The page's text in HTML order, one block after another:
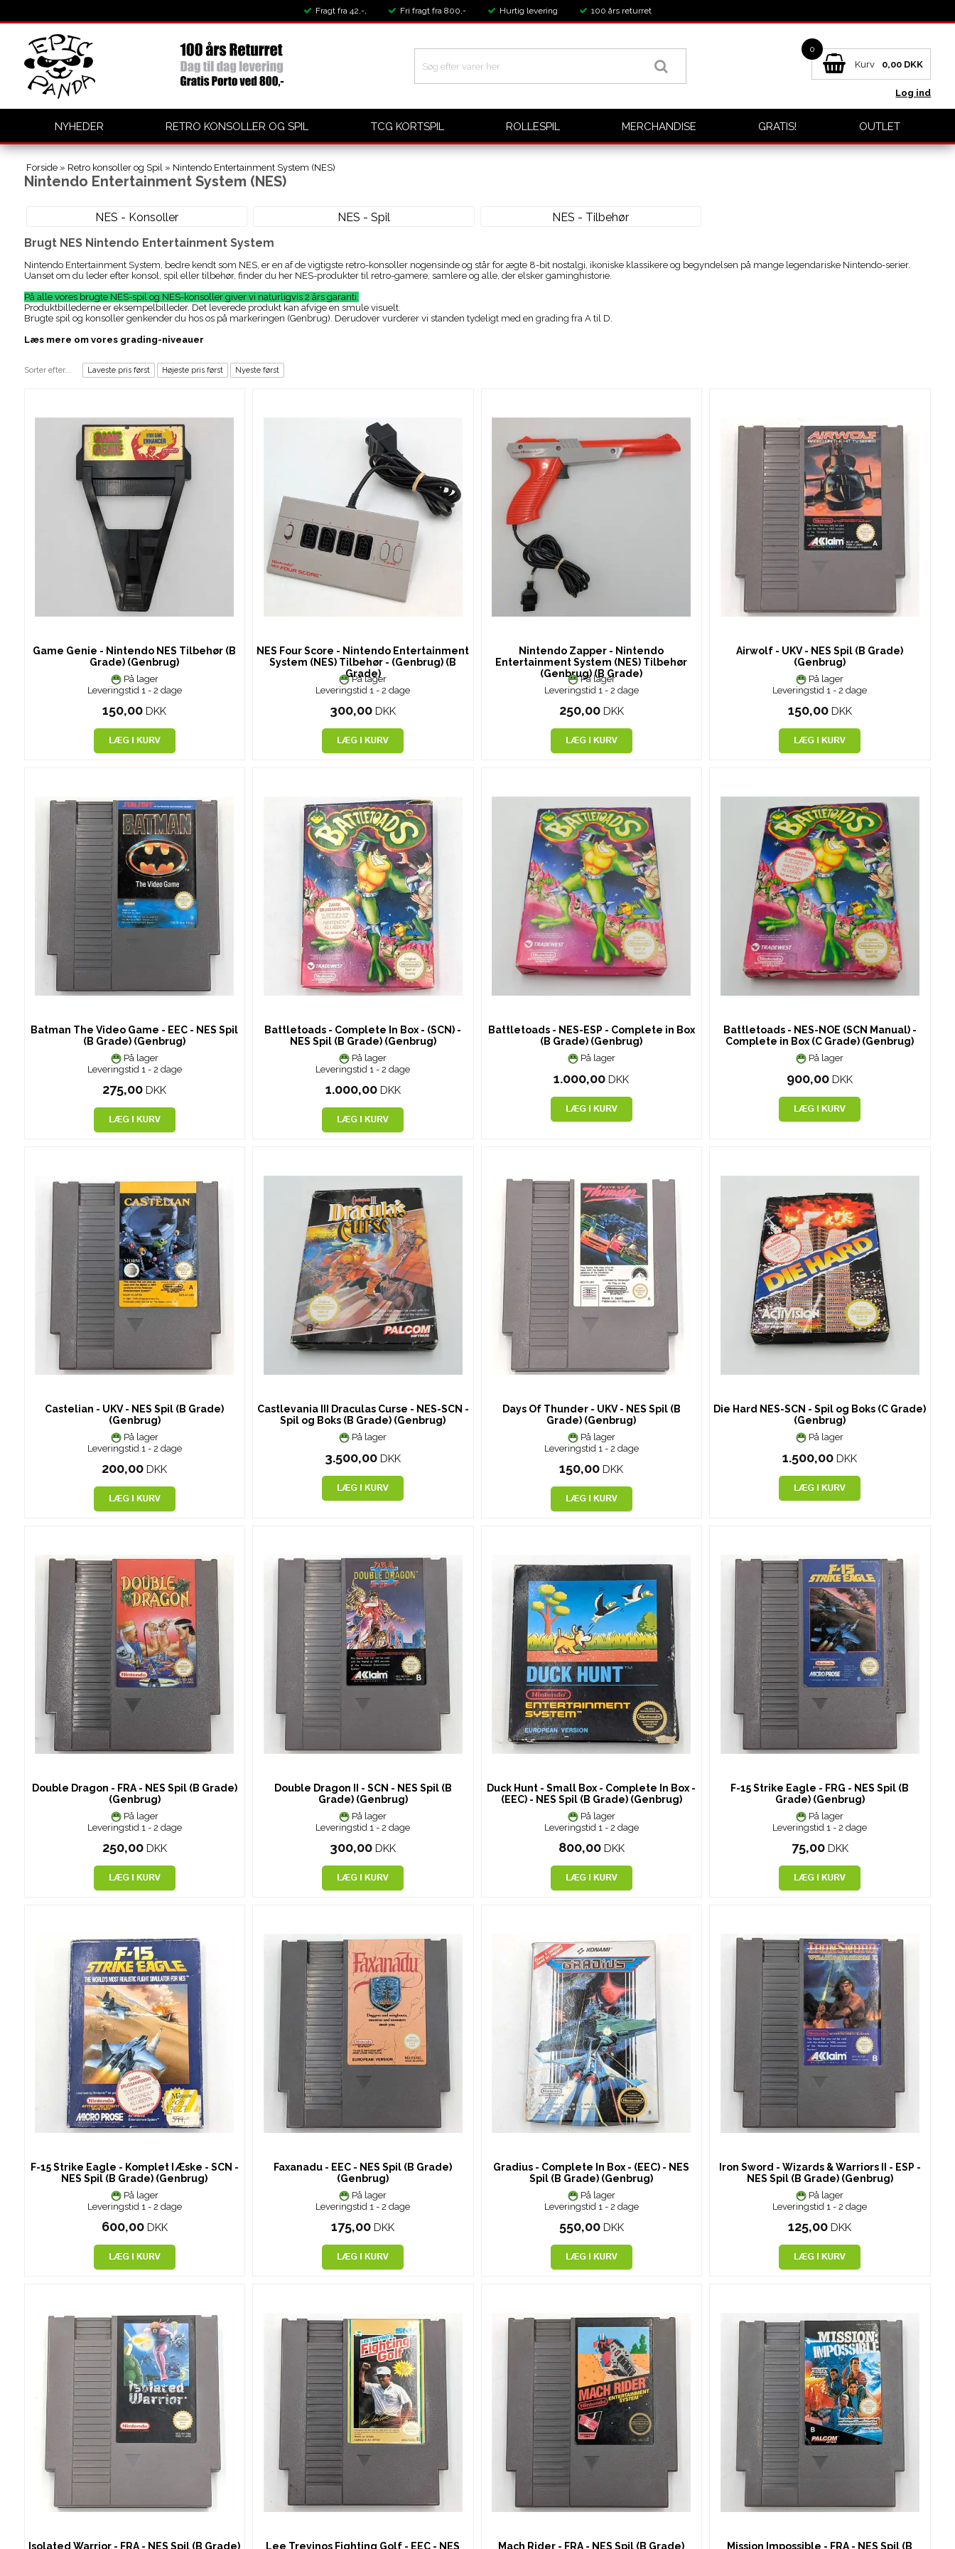
Fragt fra 42,-, Fri fragt fra 800,- Hurtig levering 100 års returret
0
Kurv 0,00 DKK
Log ind
NYHEDER RETRO KONSOLLER OG SPIL TCG KORTSPIL ROLLESPIL MERCHANDISE GRATIS! OUTLET
Forside» Retro konsoller og Spil» Nintendo Entertainment System (NES)
Nintendo Entertainment System (NES)
NES - Konsoller NES - Spil
NES - Tilbehør
Brugt NES Nintendo Entertainment System
Nintendo Entertainment System, bedre kendt som NES, er en af de vigtigste retro-konsoller nogensinde og står for ægte 8-bit nostalgi, ikoniske klassikere og begyndelsen på mange legendariske Nintendo-serier.
Uanset om du leder efter konsol, spil eller tilbehør, finder du her NES-produkter til retro-gamere, samlere og alle, der elsker gaminghistorie.
På alle vores brugte NES-spil og NES-konsoller giver vi naturligvis 2 års garanti.
Produktbillederne er eksempelbilleder. Det leverede produkt kan afvige en smule visuelt.
Brugte spil og konsoller genkender du hos os på markeringen (Genbrug). Derudover vurderer vi standen tydeligt med en grading fra A til D.
Læs mere om vores grading-niveauer
Sorter efter... Laveste pris først Højeste pris først Nyeste først
Game Genie - Nintendo NES Tilbehør (B
Grade) (Genbrug)
På lager
Leveringstid 1 - 2 dage
150,00DKK
NES Four Score - Nintendo Entertainment
System (NES) Tilbehør - (Genbrug) (B
Grade)
På lager
Leveringstid 1 - 2 dage
300,00DKK
Nintendo Zapper - Nintendo
Entertainment System (NES) Tilbehør
(Genbrug) (B Grade)
På lager
Leveringstid 1 - 2 dage
250,00 DKK
Airwolf - UKV - NES Spil (B Grade)
(Genbrug)
På lager
Leveringstid 1 - 2 dage
150,00 DKK
Batman The Video Game - EEC - NES Spil
(B Grade) (Genbrug)
På lager
Leveringstid 1 - 2 dage
275,00DKK
Battletoads - Complete In Box - (SCN) -
NES Spil (B Grade) (Genbrug)
På lager
Leveringstid 1 - 2 dage
1.000,00 DKK
Battletoads - NES-ESP - Complete in Box
(B Grade) (Genbrug)
På lager
1.000,00DKK
Battletoads - NES-NOE (SCN Manual) -
Complete in Box (C Grade) (Genbrug)
På lager
900,00DKK
Castelian - UKV - NES Spil (B Grade)
(Genbrug)
På lager
Leveringstid 1 - 2 dage
200,00DKK
Castlevania III Draculas Curse - NES-SCN -
Spil og Boks (B Grade) (Genbrug)
På lager
3.500,00DKK
Days Of Thunder - UKV - NES Spil (B
Grade) (Genbrug)
På lager
Leveringstid 1 - 2 dage
150,00DKK
Die Hard NES-SCN - Spil og Boks (C Grade)
(Genbrug)
På lager
1.500,00DKK
Double Dragon - FRA - NES Spil (B Grade)
(Genbrug)
På lager
Leveringstid 1 - 2 dage
250,00 DKK
Double Dragon II - SCN - NES Spil (B
Grade) (Genbrug)
På lager
Leveringstid 1 - 2 dage
300,00DKK
Duck Hunt - Small Box - Complete In Box -
(EEC) - NES Spil (B Grade) (Genbrug)
På lager
Leveringstid 1 - 2 dage
800,00 DKK
F-15 Strike Eagle - FRG - NES Spil (B
Grade) (Genbrug)
På lager
Leveringstid 1 - 2 dage
75,00 DKK
F-15 Strike Eagle - Komplet I Æske - SCN -
NES Spil (B Grade) (Genbrug)
På lager
Leveringstid 1 - 2 dage
600,00 DKK
Faxanadu - EEC - NES Spil (B Grade)
(Genbrug)
På lager
Leveringstid 1 - 2 dage
175,00DKK
Gradius - Complete In Box - (EEC) - NES
Spil (B Grade) (Genbrug)
På lager
Leveringstid 1 - 2 dage
550,00 DKK
Iron Sword - Wizards & Warriors II - ESP -
NES Spil (B Grade) (Genbrug)
På lager
Leveringstid 1 - 2 dage
125,00DKK
Isolated Warrior - FRA - NES Spil (B Grade) Lee Trevinos Fighting Golf - EEC - NES Mach Rider - FRA - NES Spil (B Grade) Mission Impossible - FRA - NES Spil (B